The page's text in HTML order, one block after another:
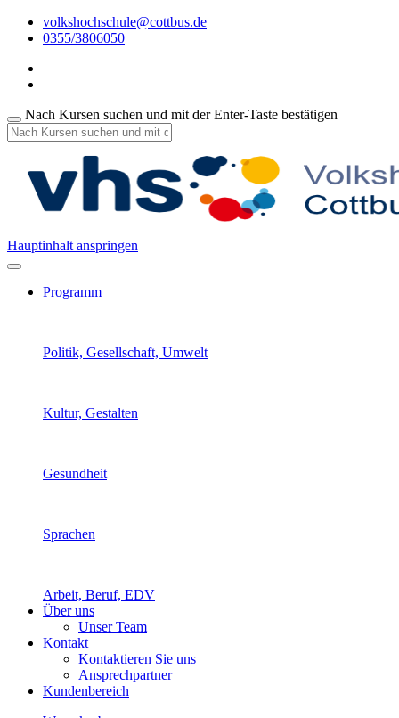
volkshochschule@cottbus.de
0355/3806050
Nach Kursen suchen und mit der Enter-Taste bestätigen
Hauptinhalt anspringen
Programm
Politik, Gesellschaft, Umwelt
Kultur, Gestalten
Gesundheit
Sprachen
Arbeit, Beruf, EDV
Über uns
Unser Team
Kontakt
Kontaktieren Sie uns
Ansprechpartner
Kundenbereich